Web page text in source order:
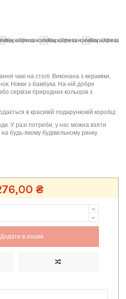
чаю на столі. Виконана з кераміки,
Ніжки з бамбука. На ній добре
сервізи природних кольорів з
в красивій подарунковій коробці.
У разі потреби, у нас можна взяти
будь-якому будівельному ринку.
₴
Додати в кошик